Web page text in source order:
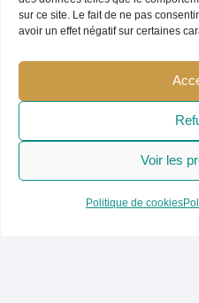
sur ce site. Le fait de ne pas
avoir un effet négatif sur certaines
Voir les
Politique de cookies